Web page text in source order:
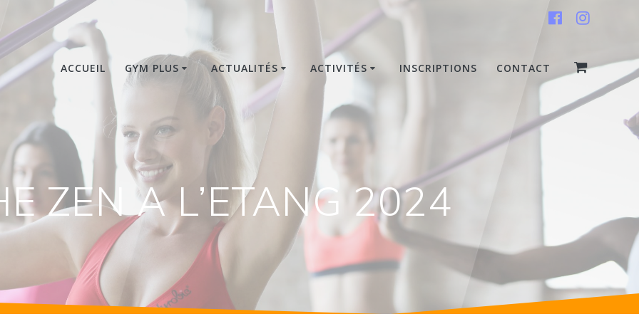
ACCUEIL GYM PLUS ACTUALITÉS ACTIVITÉS INSCRIPTIONS CONTACT
ZEN A L’ETANG 2024